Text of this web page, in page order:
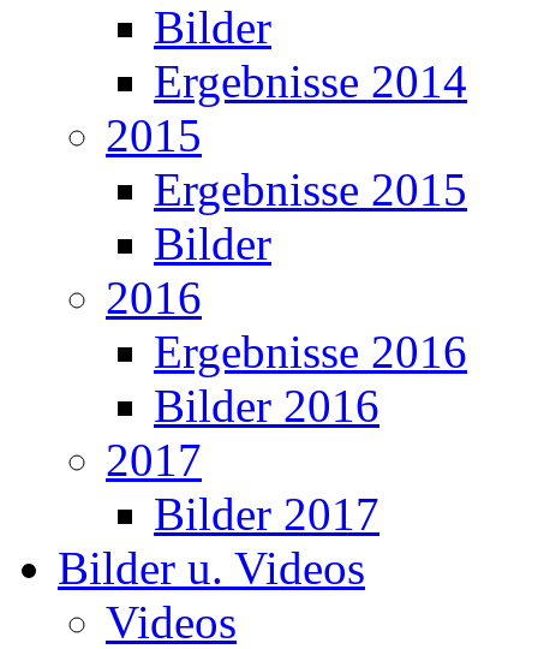
Bilder
Ergebnisse 2014
2015
Ergebnisse 2015
Bilder
2016
Ergebnisse 2016
Bilder 2016
2017
Bilder 2017
Bilder u. Videos
Videos